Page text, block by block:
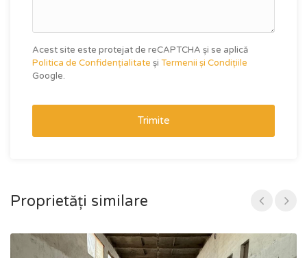
Acest site este protejat de reCAPTCHA și se aplică
Politica de Confidențialitate și Termenii și Condițiile
Google.
Trimite
Proprietăți similare